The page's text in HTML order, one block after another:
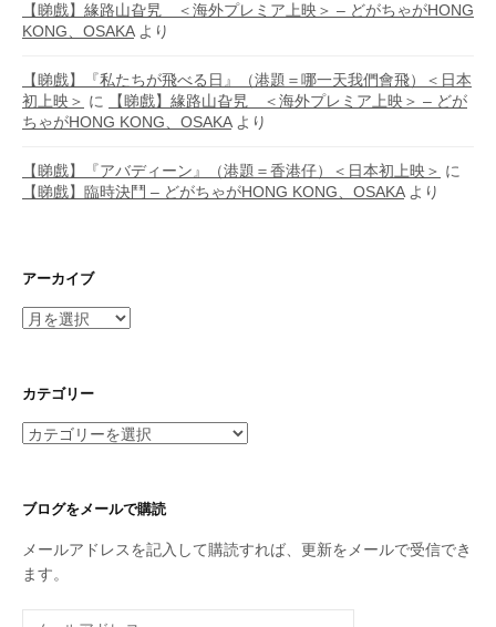
【睇戲】緣路山旮旯 ＜海外プレミア上映＞ – どがちゃがHONG
KONG、OSAKAより
【睇戲】『私たちが飛べる日』（港題＝哪一天我們會飛）＜日本
初上映＞ に
【睇戲】緣路山旮旯 ＜海外プレミア上映＞ – どが
ちゃがHONG KONG、OSAKAより
【睇戲】『アバディーン』（港題＝香港仔）＜日本初上映＞ に
【睇戲】臨時決鬥 – どがちゃがHONG KONG、OSAKAより
アーカイブ
ア
イ
カテゴリー
カ
リ
ブログをメールで購読
メールアドレスを記入して購読すれば、更新をメールで受信でき
ます。